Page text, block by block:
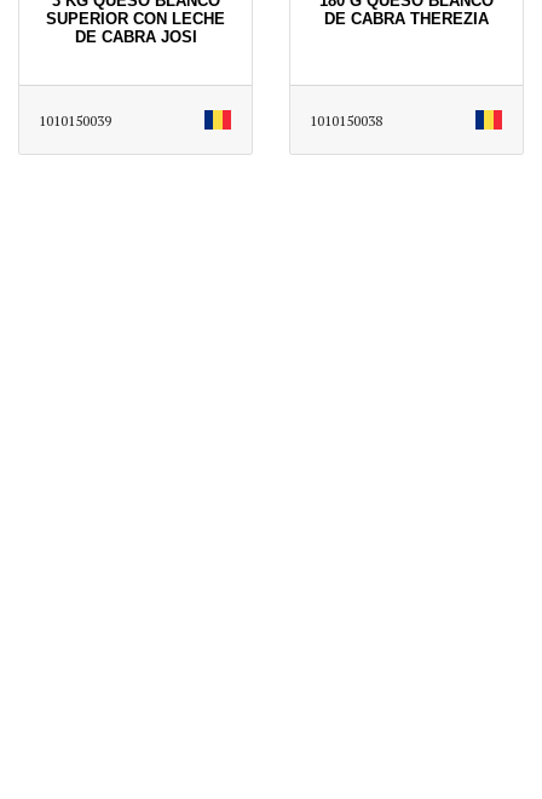
SUPERIOR CON LECHE
DE CABRA JOSI
1010150039
DE CABRA THEREZIA
1010150038